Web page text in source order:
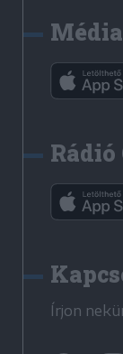
Rádió
Írjon